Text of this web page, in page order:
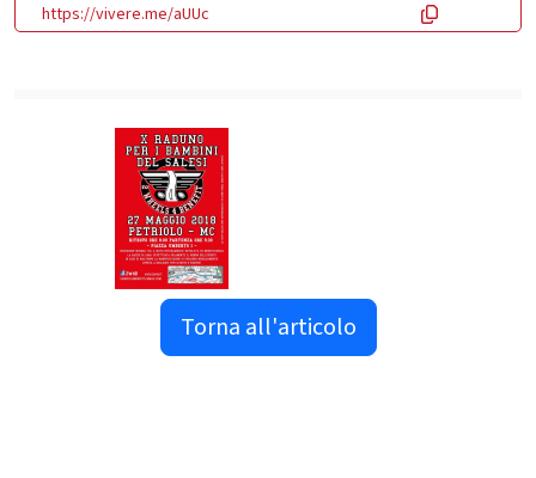
https://vivere.me/aUUc
Torna all'articolo